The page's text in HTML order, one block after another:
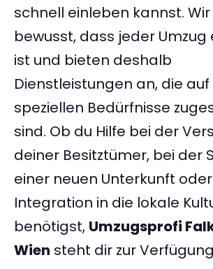
schnell einleben kannst.
bewusst, dass jeder Umzug
ist und bieten deshalb
Dienstleistungen an, die
speziellen Bedürfnisse
sind. Ob du Hilfe bei der
deiner Besitztümer, bei der
einer neuen Unterkunft
Integration in die lokale
benötigst, Umzugsprofi
Wien steht dir zur